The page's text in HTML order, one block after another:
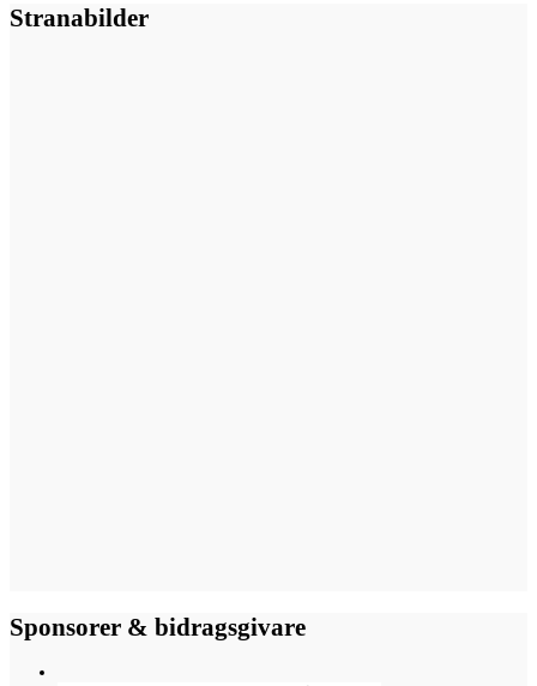
Stranabilder
Sponsorer & bidragsgivare